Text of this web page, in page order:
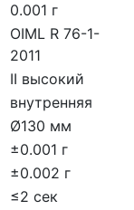
0.001 г
OIML R 76-1-
2011
II высокий
внутренняя
Ø130 мм
±0.001 г
±0.002 г
≤2 сек